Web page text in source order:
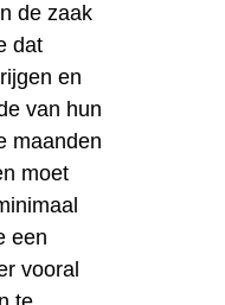
de zaak
dat
en
van hun
maanden
moet
een
vooral